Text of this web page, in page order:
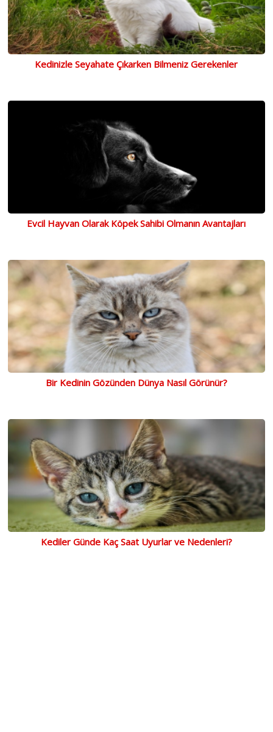
Kedinizle Seyahate Çıkarken Bilmeniz Gerekenler
Evcil Hayvan Olarak Köpek Sahibi Olmanın Avantajları
Bir Kedinin Gözünden Dünya Nasıl Görünür?
Kediler Günde Kaç Saat Uyurlar ve Nedenleri?